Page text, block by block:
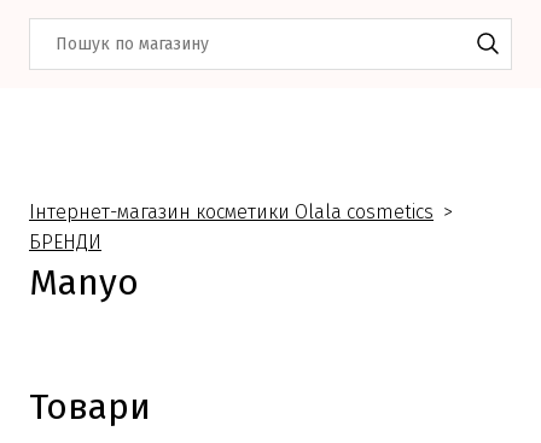
Інтернет-магазин косметики Olala cosmetics
БРЕНДИ
Manyo
Товари